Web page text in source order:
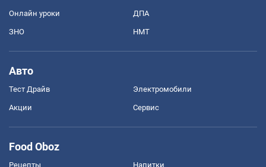
Онлайн уроки ДПА
ЗНО НМТ
Авто
Тест Драйв Электромобили
Акции Сервис
Food Oboz
Рецепты Напитки